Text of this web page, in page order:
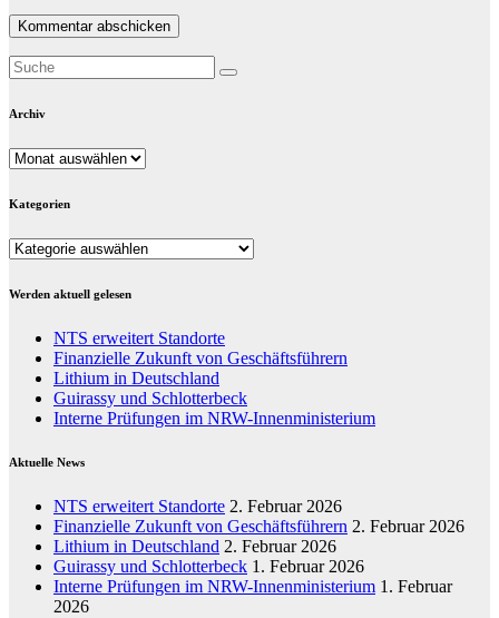
Archiv
Archiv
Kategorien
Kategorien
Werden aktuell gelesen
NTS erweitert Standorte
Finanzielle Zukunft von Geschäftsführern
Lithium in Deutschland
Guirassy und Schlotterbeck
Interne Prüfungen im NRW-Innenministerium
Aktuelle News
NTS erweitert Standorte 2. Februar 2026
Finanzielle Zukunft von Geschäftsführern 2. Februar 2026
Lithium in Deutschland 2. Februar 2026
Guirassy und Schlotterbeck 1. Februar 2026
Interne Prüfungen im NRW-Innenministerium 1. Februar
2026